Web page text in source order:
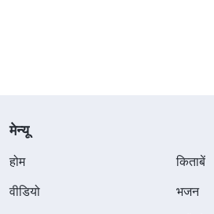
मेन्यू
होम
किताबें
वीडियो
भजन